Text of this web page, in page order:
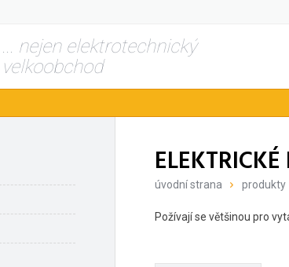
... nejen elektrotechnický
velkoobchod
úvodní strana produkty
Požívají se většinou pro